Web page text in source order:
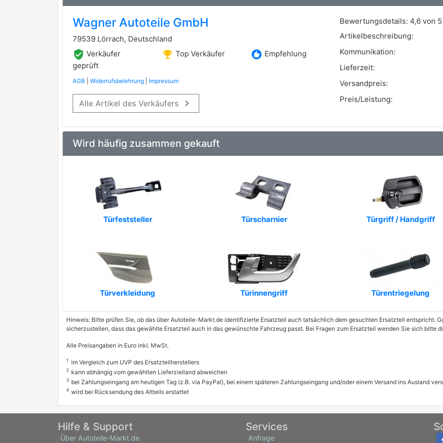
Wagner Autoteile GmbH
79539 Lörrach, Deutschland
verified_user Verkäufer
geprüft
emoji_events Top Verkäufer recommend Empfehlung
AGB Widerrufsbelehrung Impressum
Alle Artikel des Verkäufers keyboard_arrow_right
Bewertungsdetails: 4,6 von 5
Artikelbeschreibung:
Kommunikation:
Lieferzeit:
Versandpreis:
Preis/Leistung:
Wird häufig zusammen gekauft
Türfeststeller Türscharnier Türgriff / Handgriff
Türverkleidung Türinnengriff Türentriegelung
Hinweis: Bitte prüfen Sie, ob das über Autoteile-Markt.de identifizierte Ersatzteil auch tatsächlich dem gesuchten Ersatzteil entspricht.
sicherzustellen, dass das gewählte Ersatzteil auch in das gewünschte Fahrzeug passt. Bei Fragen zum Ersatzteil wenden Sie sich bitte
Alle Preisangaben in Euro inkl. MwSt.
1 im Vergleich zum UVP des Ersatzteilherstellers
2 kann abhängig vom gewählten Lieferzielland abweichen
3 bei Zahlungseingang am heutigen Tag (z.B. via PayPal), bei einem späteren Zahlungseingang und/oder einem Versand ins Ausland
4 wird bei Rücksendung des Altteils erstattet
Hilfe & Support
Über Autoteile-Markt.de
Services
Anfrage